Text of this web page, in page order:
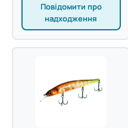
Повідомити про
надходження